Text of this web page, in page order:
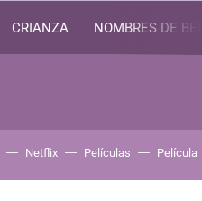
CRIANZA NOMBRES DE
Netflix Películas Película